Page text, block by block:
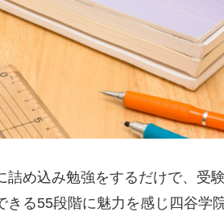
詰め込み勉強をするだけで、受
きる55段階に魅力を感じ四谷学